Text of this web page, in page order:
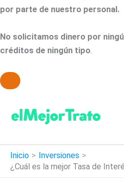
por parte de nuestro personal.
No solicitamos dinero por
créditos de ningún tipo.
contenido
Inicio
Inversiones
¿Cuál es la mejor Tasa de